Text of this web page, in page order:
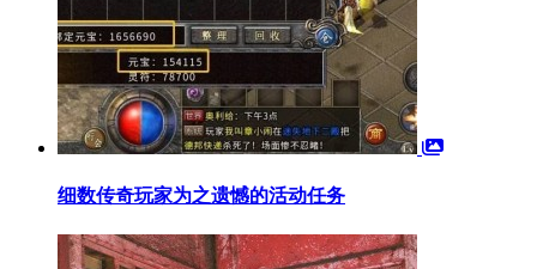
细数传奇玩家为之遗憾的活动任务